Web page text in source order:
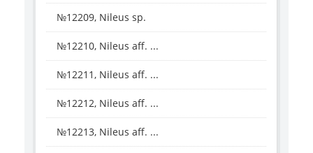
№12209, Nileus sp.
№12210, Nileus aff. ...
№12211, Nileus aff. ...
№12212, Nileus aff. ...
№12213, Nileus aff. ...